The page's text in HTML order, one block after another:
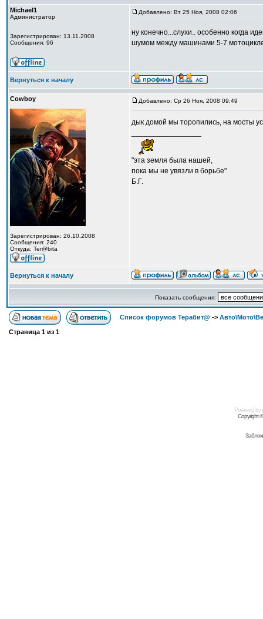
Michael1
Администратор
Зарегистрирован: 13.11.2008
Сообщения: 96
Добавлено: Вт 25 Ноя, 2008 02:06
ну конечно...слухи.. особенно когда
шумом между машинами 5-7
Вернуться к началу
Cowboy
Зарегистрирован: 26.10.2008
Сообщения: 240
Откуда: Ter@bita
Добавлено: Ср 26 Ноя, 2008 09:49
дык домой мы торопились, на мосты
"эта земля была нашей,
пока мы не увязли в борьбе"
Б.Г.
Вернуться к началу
Показать сообщения:
Список форумов Терабит@ ->
Страница 1 из 1
Powered by
Copyright